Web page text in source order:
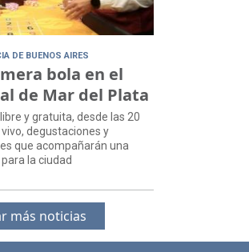
DE BUENOS AIRES
bola en el
de Mar del Plata
y gratuita, desde las 20
degustaciones y
que acompañarán una
la ciudad
más noticias